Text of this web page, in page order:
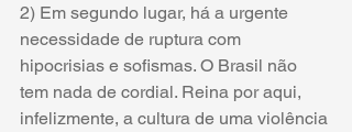
2) Em segundo lugar, há a urgente
necessidade de ruptura com
hipocrisias e sofismas. O Brasil não
tem nada de cordial. Reina por aqui,
infelizmente, a cultura de uma violência